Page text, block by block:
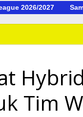
2027 Sambut
Tim